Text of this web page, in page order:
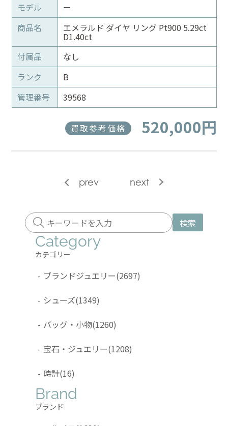
モデル
ー
商品名
エメラルド ダイヤ リング Pt900 5.29ct
D1.40ct
付属品
なし
ランク
B
管理番号
39568
買取参考価格 520,000円
prev next
検索
Category
カテゴリー
- ブランドジュエリー(2697)
- シューズ(1349)
- バッグ・小物(1260)
- 宝石・ジュエリー(1208)
- 時計(16)
Brand
ブランド